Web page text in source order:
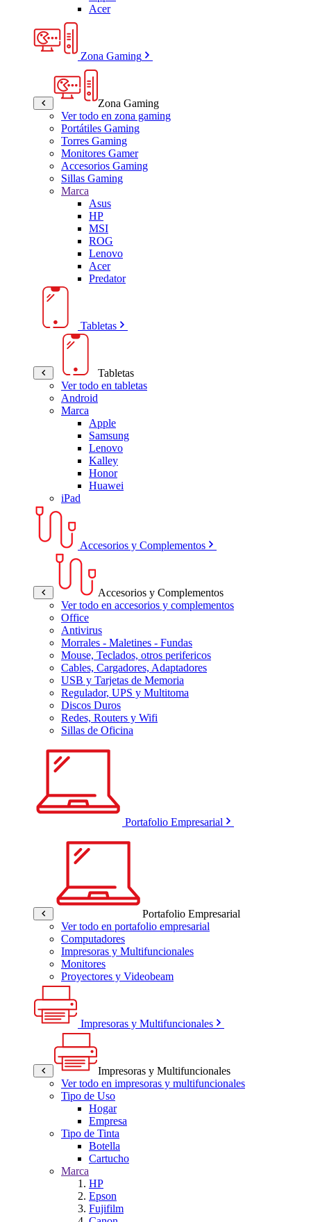
Acer
Zona Gaming
Zona Gaming
Ver todo en zona gaming
Portátiles Gaming
Torres Gaming
Monitores Gamer
Accesorios Gaming
Sillas Gaming
Marca
Asus
HP
MSI
ROG
Lenovo
Acer
Predator
Tabletas
Tabletas
Ver todo en tabletas
Android
Marca
Apple
Samsung
Lenovo
Kalley
Honor
Huawei
iPad
Accesorios y Complementos
Accesorios y Complementos
Ver todo en accesorios y complementos
Office
Antivirus
Morrales - Maletines - Fundas
Mouse, Teclados, otros perifericos
Cables, Cargadores, Adaptadores
USB y Tarjetas de Memoria
Regulador, UPS y Multitoma
Discos Duros
Redes, Routers y Wifi
Sillas de Oficina
Portafolio Empresarial
Portafolio Empresarial
Ver todo en portafolio empresarial
Computadores
Impresoras y Multifuncionales
Monitores
Proyectores y Videobeam
Impresoras y Multifuncionales
Impresoras y Multifuncionales
Ver todo en impresoras y multifuncionales
Tipo de Uso
Hogar
Empresa
Tipo de Tinta
Botella
Cartucho
Marca
HP
Epson
Fujifilm